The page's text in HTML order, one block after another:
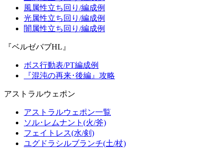
風属性立ち回り/編成例
光属性立ち回り/編成例
闇属性立ち回り/編成例
『ベルゼバブHL』
ボス行動表/PT編成例
『混沌の再来･後編』攻略
アストラルウェポン
アストラルウェポン一覧
ソル･レムナント(火/斧)
フェイトレス(水/剣)
ユグドラシルブランチ(土/杖)